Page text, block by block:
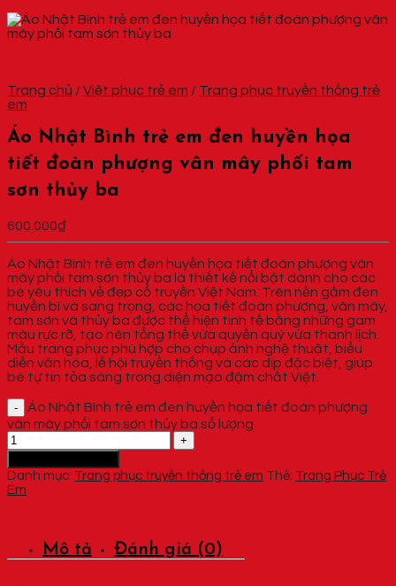
Trang chủ /Việt phục trẻ em / Trang phục truyền thống trẻ
em
Áo Nhật Bình trẻ em đen huyền họa
tiết đoàn phượng vân mây phối tam
sơn thủy ba
600.000₫
Áo Nhật Bình trẻ em đen huyền họa tiết đoàn phượng vân
mây phối tam sơn thủy ba là thiết kế nổi bật dành cho các
bé yêu thích vẻ đẹp cổ truyền Việt Nam. Trên nền gấm đen
huyền bí và sang trọng, các họa tiết đoàn phượng, vân mây,
tam sơn và thủy ba được thể hiện tinh tế bằng những gam
màu rực rỡ, tạo nên tổng thể vừa quyền quý vừa thanh lịch.
Mẫu trang phục phù hợp cho chụp ảnh nghệ thuật, biểu
diễn văn hóa, lễ hội truyền thống và các dịp đặc biệt, giúp
bé tự tin tỏa sáng trong diện mạo đậm chất Việt.
Áo Nhật Bình trẻ em đen huyền họa tiết đoàn phượng
vân mây phối tam sơn thủy ba số lượng
Danh mục: Trang phục truyền thống trẻ em Thẻ: Trang Phục Trẻ
Em
Mô tả Đánh giá (0)